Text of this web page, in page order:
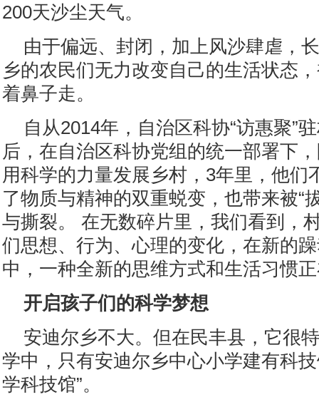
200天沙尘天气。
由于偏远、封闭，加上风沙肆虐，
乡的农民们无力改变自己的生活状态
着鼻子走。
自从2014年，自治区科协“访惠聚”
后，在自治区科协党组的统一部署下
用科学的力量发展乡村，3年里，他们
了物质与精神的双重蜕变，也带来被“
与撕裂。 在无数碎片里，我们看到，
们思想、行为、心理的变化，在新的
中，一种全新的思维方式和生活习惯
开启孩子们的科学梦想
安迪尔乡不大。但在民丰县，它很
学中，只有安迪尔乡中心小学建有科
学科技馆”。